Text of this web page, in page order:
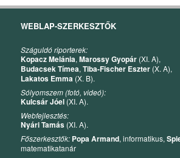
WEBLAP-SZERKESZTŐK
Száguldó riporterek:
Kopacz Melánia,Marossy Gyopár (XI. A),
Budacsek Tímea,Tiba-Fischer Eszter (X. A),
Lakatos Emma (X. B).
Sólyomszem (fotó, videó):
Kulcsár Jóel (XI. A).
Webfejlesztés:
Nyári Tamás (XI. A).
Főszerkesztők: Popa Armand, informatikus,
matematikatanár